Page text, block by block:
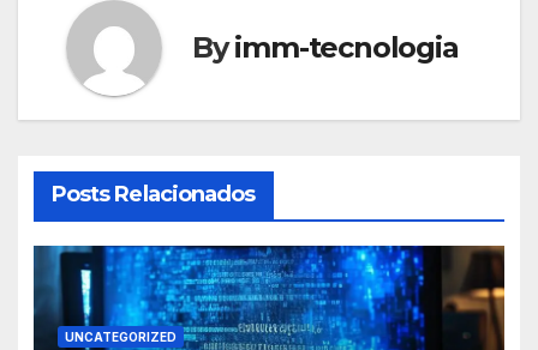
Byimm-tecnologia
Posts Relacionados
UNCATEGORIZED